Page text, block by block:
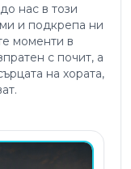
нас в този
и подкрепа ни
моменти в
с почит, а
на хората,